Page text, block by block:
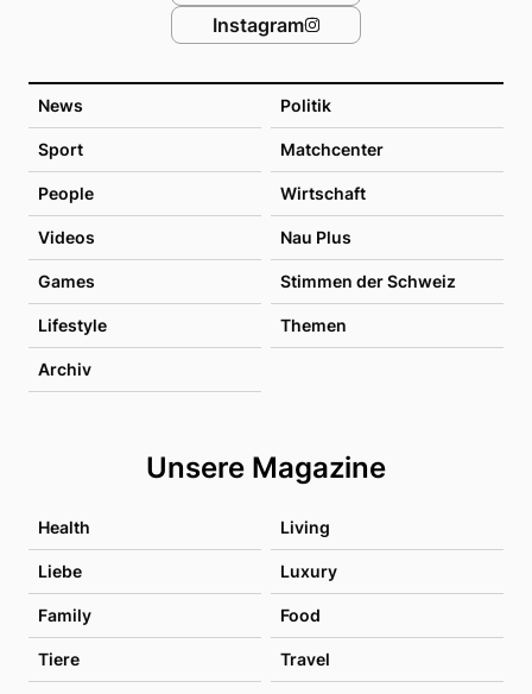
News Politik
Sport Matchcenter
People Wirtschaft
Videos Nau Plus
Games Stimmen der Schweiz
Lifestyle Themen
Archiv
Unsere Magazine
Health Living
Liebe Luxury
Family Food
Tiere Travel
Instagram